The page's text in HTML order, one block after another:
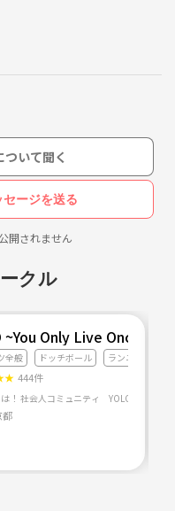
多い ）
がります！
す！( ^ω^ )
顔で喜びます！
達欲しい
〜〜
さい！！
いて聞く
ージを送る
開されません
クル
~You Only Live Once~
全般 ドッチボール ランニング・ジ
★ 444件
都